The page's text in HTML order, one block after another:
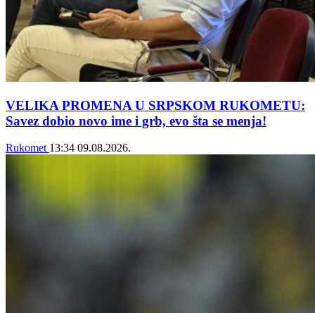
VELIKA PROMENA U SRPSKOM RUKOMETU:
Savez dobio novo ime i grb, evo šta se menja!
Rukomet 13:34 09.08.2026.